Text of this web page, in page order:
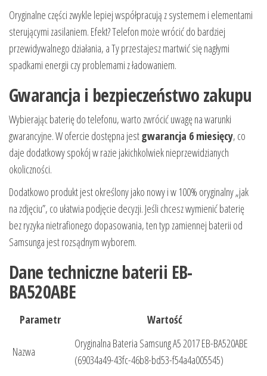
Oryginalne części zwykle lepiej współpracują z systemem i elementami
sterującymi zasilaniem. Efekt? Telefon może wrócić do bardziej
przewidywalnego działania, a Ty przestajesz martwić się nagłymi
spadkami energii czy problemami z ładowaniem.
Gwarancja i bezpieczeństwo zakupu
Wybierając baterię do telefonu, warto zwrócić uwagę na warunki
gwarancyjne. W ofercie dostępna jestgwarancja 6 miesięcy, co
daje dodatkowy spokój w razie jakichkolwiek nieprzewidzianych
okoliczności.
Dodatkowo produkt jest określony jako nowy i w 100% oryginalny „jak
na zdjęciu”, co ułatwia podjęcie decyzji. Jeśli chcesz wymienić baterię
bez ryzyka nietrafionego dopasowania, ten typ zamiennej baterii od
Samsunga jest rozsądnym wyborem.
Dane techniczne baterii EB-
BA520ABE
Parametr Wartość
Nazwa
Oryginalna Bateria Samsung A5 2017 EB-BA520ABE
(69034a49-43fc-46b8-bd53-f54a4a005545)